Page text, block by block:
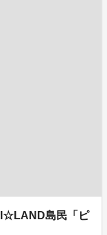
島民「ピ